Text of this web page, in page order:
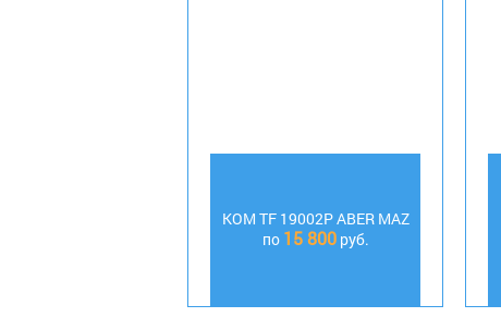
КОМ TF 19002P ABER MAZ
по 15 800руб.